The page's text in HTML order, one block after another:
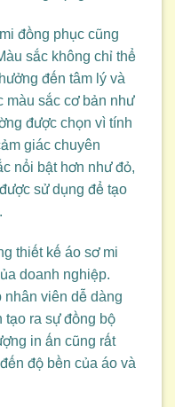
đồng phục cũng
sắc không chỉ thể
đến tâm lý và
màu sắc cơ bản như
được chọn vì tính
giác chuyên
nổi bật hơn như đỏ,
sử dụng để tạo
thiết kế áo sơ mi
doanh nghiệp.
viên dễ dàng
tạo ra sự đồng bộ
in ấn cũng rất
độ bền của áo và